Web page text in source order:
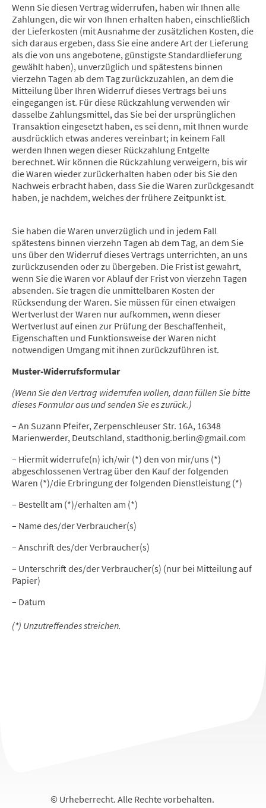
Wenn Sie diesen Vertrag widerrufen, haben wir Ihnen alle
Zahlungen, die wir von Ihnen erhalten haben, einschließlich
der Lieferkosten (mit Ausnahme der zusätzlichen Kosten, die
sich daraus ergeben, dass Sie eine andere Art der Lieferung
als die von uns angebotene, günstigste Standardlieferung
gewählt haben), unverzüglich und spätestens binnen
vierzehn Tagen ab dem Tag zurückzuzahlen, an dem die
Mitteilung über Ihren Widerruf dieses Vertrags bei uns
eingegangen ist. Für diese Rückzahlung verwenden wir
dasselbe Zahlungsmittel, das Sie bei der ursprünglichen
Transaktion eingesetzt haben, es sei denn, mit Ihnen wurde
ausdrücklich etwas anderes vereinbart; in keinem Fall
werden Ihnen wegen dieser Rückzahlung Entgelte
berechnet. Wir können die Rückzahlung verweigern, bis wir
die Waren wieder zurückerhalten haben oder bis Sie den
Nachweis erbracht haben, dass Sie die Waren zurückgesandt
haben, je nachdem, welches der frühere Zeitpunkt ist.
Sie haben die Waren unverzüglich und in jedem Fall
spätestens binnen vierzehn Tagen ab dem Tag, an dem Sie
uns über den Widerruf dieses Vertrags unterrichten, an uns
zurückzusenden oder zu übergeben. Die Frist ist gewahrt,
wenn Sie die Waren vor Ablauf der Frist von vierzehn Tagen
absenden. Sie tragen die unmittelbaren Kosten der
Rücksendung der Waren. Sie müssen für einen etwaigen
Wertverlust der Waren nur aufkommen, wenn dieser
Wertverlust auf einen zur Prüfung der Beschaffenheit,
Eigenschaften und Funktionsweise der Waren nicht
notwendigen Umgang mit ihnen zurückzuführen ist.
Muster-Widerrufsformular
(Wenn Sie den Vertrag widerrufen wollen, dann füllen Sie bitte
dieses Formular aus und senden Sie es zurück.)
– An Suzann Pfeifer, Zerpenschleuser Str. 16A, 16348
Marienwerder, Deutschland, stadthonig.berlin@gmail.com
– Hiermit widerrufe(n) ich/wir (*) den von mir/uns (*)
abgeschlossenen Vertrag über den Kauf der folgenden
Waren (*)/die Erbringung der folgenden Dienstleistung (*)
– Bestellt am (*)/erhalten am (*)
– Name des/der Verbraucher(s)
– Anschrift des/der Verbraucher(s)
– Unterschrift des/der Verbraucher(s) (nur bei Mitteilung auf
Papier)
– Datum
(*) Unzutreffendes streichen.
© Urheberrecht. Alle Rechte vorbehalten.